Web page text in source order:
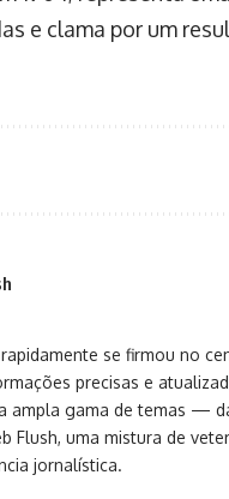
e clama por um
se firmou no
precisas e
ampla gama de temas —
Flush, uma mistura de
jornalística.